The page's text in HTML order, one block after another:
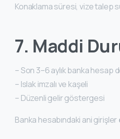
Konaklama süresi, vize talep
7. Maddi
– Son 3–6 aylık banka hesap
– Islak imzalı ve kaşeli
– Düzenli gelir göstergesi
Banka hesabındaki ani girişler